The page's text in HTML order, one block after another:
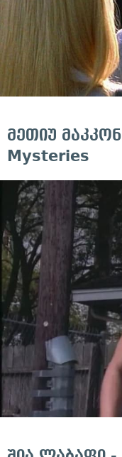
მეთიუ
Mysteries